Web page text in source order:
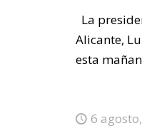
La
Alicante,
esta
6